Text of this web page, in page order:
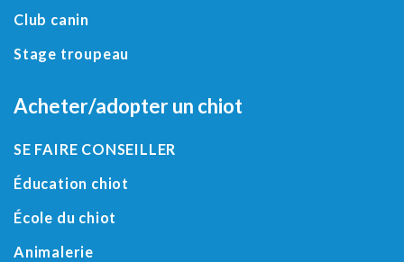
Club canin
Stage troupeau
Acheter/adopter un chiot
SE FAIRE CONSEILLER
Éducation chiot
École du chiot
Animalerie